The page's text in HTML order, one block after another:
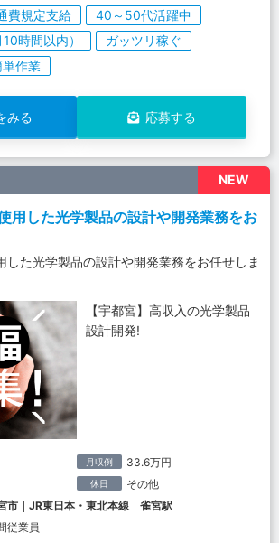
費規定支給
40～50代活躍中
時間以内）
ガッツリ稼ぐ
単作業
みる 応募する
NEW
用した光学製品の設計や開発業務をお
した光学製品の設計や開発業務をお任せしま
【宇都宮】高収入の光学製品
設計開発!
月収例 33.6万円
休日 その他
市｜JR東日本・東北本線 雀宮駅
従業員